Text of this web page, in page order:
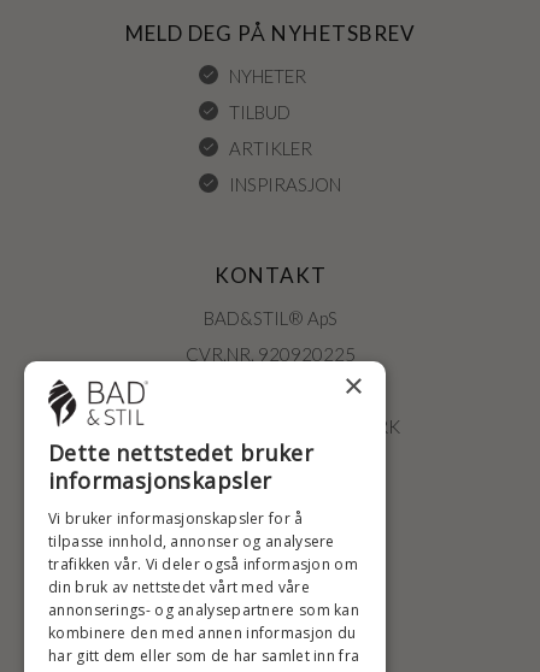
MELD DEG PÅ NYHETSBREV
NYHETER
TILBUD
ARTIKLER
INSPIRASJON
KONTAKT
BAD&STIL® ApS
CVR.NR. 920920225
ØSTERBROGADE 202
2100 KØBENHAVN • DANMARK
+47 2396 6660
BADSTIL@BADSTIL.NO
HØYESTE KREDITTVURD
×
Dette nettstedet bruker
informasjonskapsler
Vi bruker informasjonskapsler for å
tilpasse innhold, annonser og analysere
trafikken vår. Vi deler også informasjon om
din bruk av nettstedet vårt med våre
annonserings- og analysepartnere som kan
kombinere den med annen informasjon du
har gitt dem eller som de har samlet inn fra